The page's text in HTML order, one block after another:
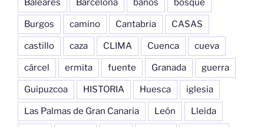
Baleares Barcelona baños bosque
Burgos camino Cantabria CASAS
castillo caza CLIMA Cuenca cueva
cárcel ermita fuente Granada guerra
Guipuzcoa HISTORIA Huesca iglesia
Las Palmas de Gran Canaria León Lleida